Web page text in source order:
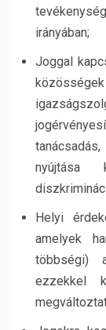
irányában;
Joggal
nyújtása
Helyi
amelyek
többségi)
ezzekkel